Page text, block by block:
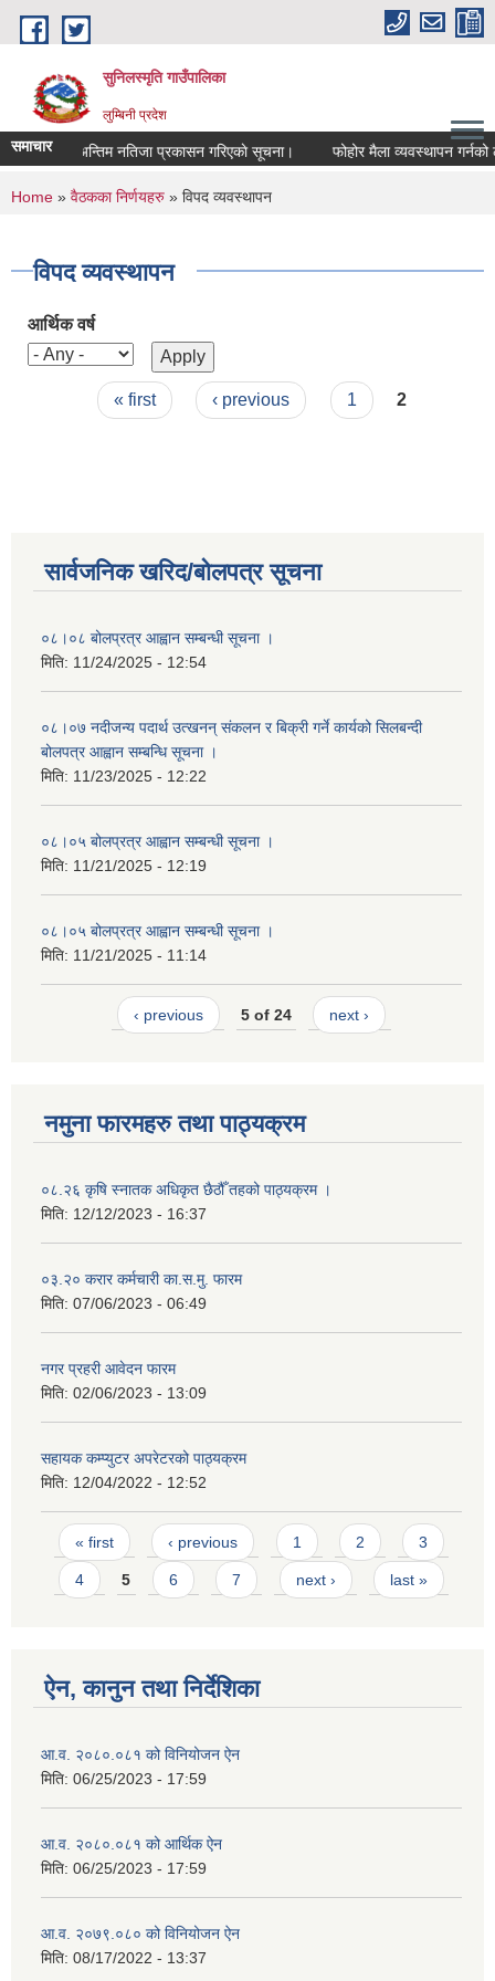
Skip to main content
सुनिलस्मृति गाउँपालिका
लुम्बिनी प्रदेश
समाचार अन्तिम नतिजा प्रकासन गरिएकाे सूचना। फोहोर मैला व्यवस्थापन गर्नको
You are here
Home » वैठकका निर्णयहरु » विपद व्यवस्थापन
विपद व्यवस्थापन
आर्थिक वर्ष
Pages« first ‹ previous 1 2
सार्वजनिक खरिद/बोलपत्र सूचना
०८।०८ बोलप्रत्र आह्वान सम्बन्धी सूचना ।
मिति: 11/24/2025 - 12:54
०८।०७ नदीजन्य पदार्थ उत्खनन् संकलन र बिक्री गर्ने कार्यको सिलबन्दी
बोलपत्र आह्वान सम्बन्धि सूचना ।
मिति: 11/23/2025 - 12:22
०८।०५ बोलप्रत्र आह्वान सम्बन्धी सूचना ।
मिति: 11/21/2025 - 12:19
०८।०५ बोलप्रत्र आह्वान सम्बन्धी सूचना ।
मिति: 11/21/2025 - 11:14
‹ previous 5 of 24 next ›
नमुना फारमहरु तथा पाठ्यक्रम
०८.२६ कृषि स्‍नातक अधिकृत छैठौँ तहको पाठ्यक्रम ।
मिति: 12/12/2023 - 16:37
०३.२० करार कर्मचारी का.स.मु. फारम
मिति: 07/06/2023 - 06:49
नगर प्रहरी आवेदन फारम
मिति: 02/06/2023 - 13:09
सहायक कम्प्युटर अपरेटरको पाठ्यक्रम
मिति: 12/04/2022 - 12:52
Pages
« first ‹ previous 1 2 3
4 5 6 7 next › last »
ऐन, कानुन तथा निर्देशिका
आ.व. २०८०.०८१ को विनियोजन ऐन
मिति: 06/25/2023 - 17:59
आ.व. २०८०.०८१ को आर्थिक ऐन
मिति: 06/25/2023 - 17:59
आ.व. २०७९.०८० को विनियोजन ऐन
मिति: 08/17/2022 - 13:37